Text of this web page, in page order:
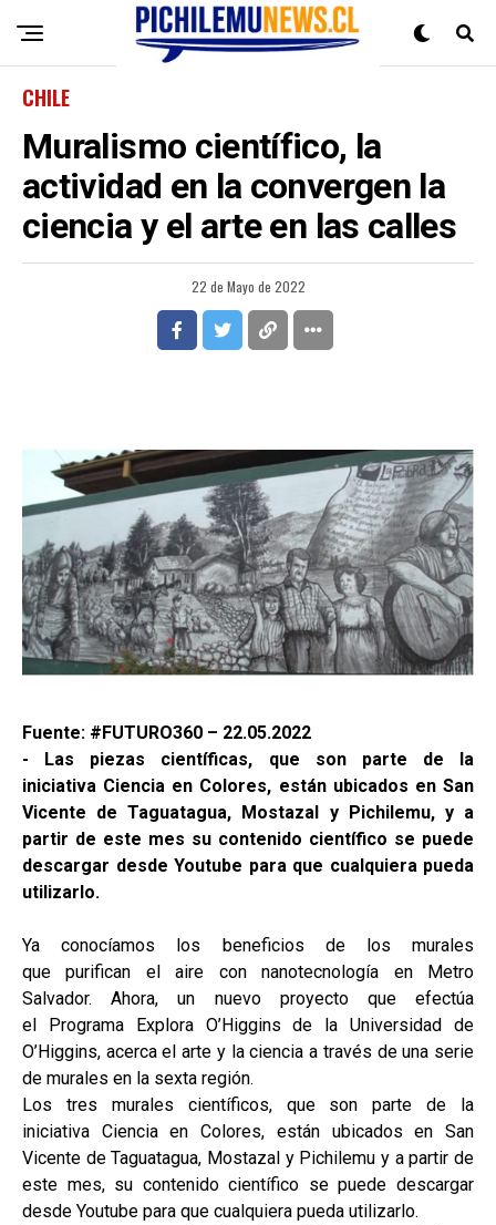
CHILE
Muralismo científico, la
actividad en la convergen la
ciencia y el arte en las calles
22 de Mayo de 2022
Fuente: #FUTURO360 – 22.05.2022
- Las piezas científicas, que son parte de la
iniciativa Ciencia en Colores, están ubicados en San
Vicente de Taguatagua, Mostazal y Pichilemu, y a
partir de este mes su contenido científico se puede
descargar desde Youtube para que cualquiera pueda
utilizarlo.
Ya conocíamos los beneficios de los murales
que purifican el aire con nanotecnología en Metro
Salvador. Ahora, un nuevo proyecto que efectúa
el Programa Explora O’Higgins de la Universidad de
O’Higgins, acerca el arte y la ciencia a través de una serie
de murales en la sexta región.
Los tres murales científicos, que son parte de la
iniciativa Ciencia en Colores, están ubicados en San
Vicente de Taguatagua, Mostazal y Pichilemu y a partir de
este mes, su contenido científico se puede descargar
desde Youtube para que cualquiera pueda utilizarlo.